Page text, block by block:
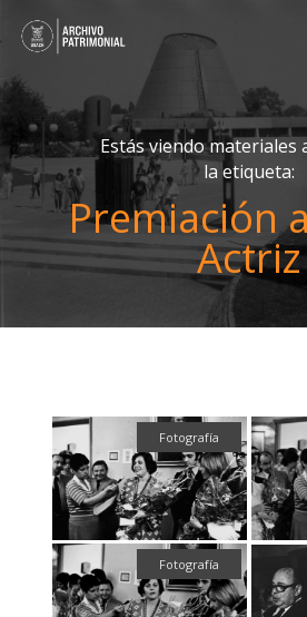
Estás viendo materiales
la etiqueta:
Premiación
Actriz
Fotografía
Fotografía